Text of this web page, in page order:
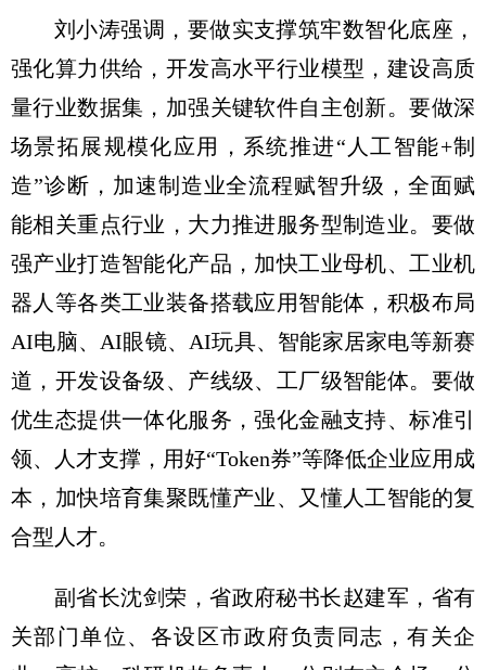
刘小涛强调，要做实支撑筑牢数智化底座，
强化算力供给，开发高水平行业模型，建设高质
量行业数据集，加强关键软件自主创新。要做深
场景拓展规模化应用，系统推进“人工智能+制
造”诊断，加速制造业全流程赋智升级，全面赋
能相关重点行业，大力推进服务型制造业。要做
强产业打造智能化产品，加快工业母机、工业机
器人等各类工业装备搭载应用智能体，积极布局
AI电脑、AI眼镜、AI玩具、智能家居家电等新赛
道，开发设备级、产线级、工厂级智能体。要做
优生态提供一体化服务，强化金融支持、标准引
领、人才支撑，用好“Token券”等降低企业应用成
本，加快培育集聚既懂产业、又懂人工智能的复
合型人才。
副省长沈剑荣，省政府秘书长赵建军，省有
关部门单位、各设区市政府负责同志，有关企